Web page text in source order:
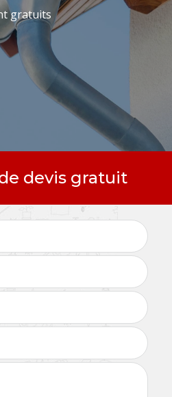
gratuits
devis gratuit